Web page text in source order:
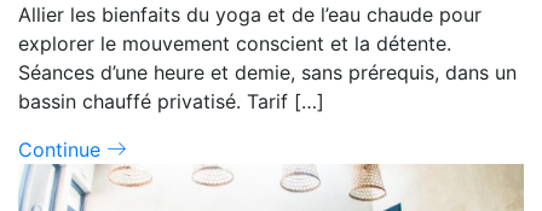
Allier les bienfaits du yoga et de l’eau chaude pour
explorer le mouvement conscient et la détente.
Séances d’une heure et demie, sans prérequis, dans un
bassin chauffé privatisé. Tarif […]
Continue